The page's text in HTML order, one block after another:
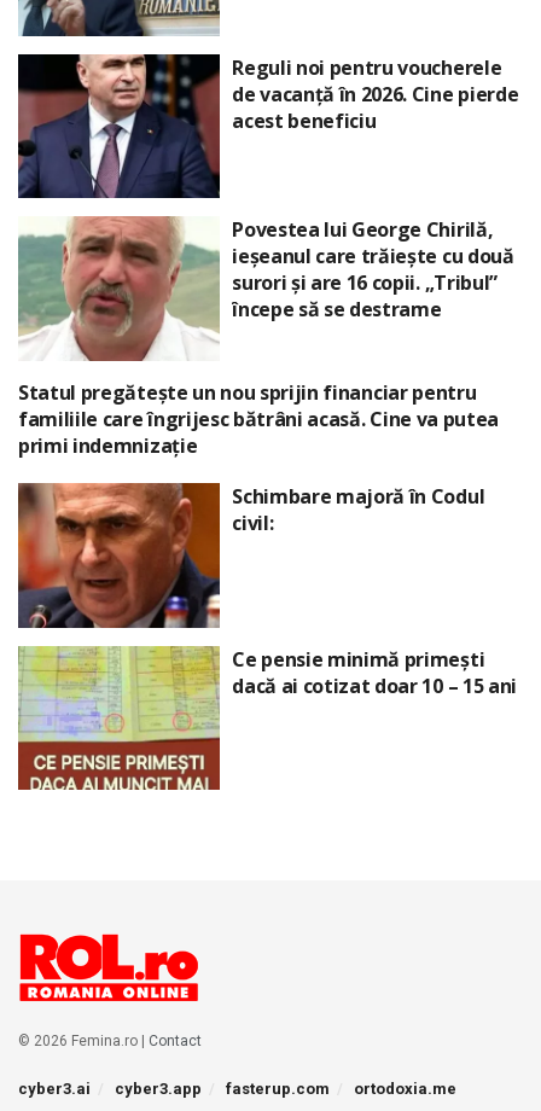
Reguli noi pentru voucherele
de vacanță în 2026. Cine pierde
acest beneficiu
Povestea lui George Chirilă,
ieșeanul care trăiește cu două
surori și are 16 copii. „Tribul”
începe să se destrame
Statul pregătește un nou sprijin financiar pentru
familiile care îngrijesc bătrâni acasă. Cine va putea
primi indemnizație
Schimbare majoră în Codul
civil:
Ce pensie minimă primești
dacă ai cotizat doar 10 – 15 ani
© 2026 Femina.ro | Contact
cyber3.ai cyber3.app fasterup.com ortodoxia.me